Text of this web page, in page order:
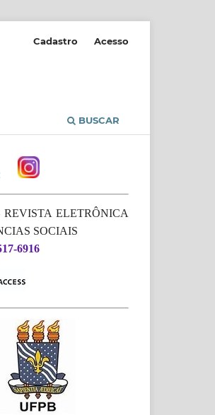
BUSCAR
Cadastro Acesso
REVISTA ELETRÔNICA
SOCIAIS
6916